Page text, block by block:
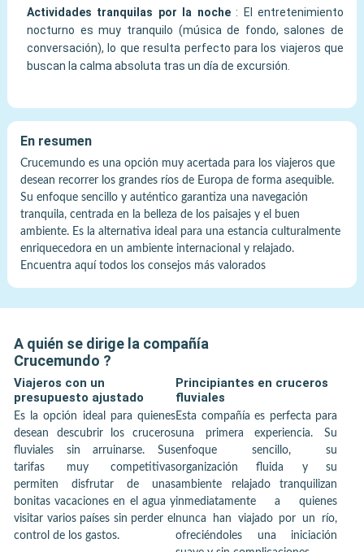
Actividades tranquilas por la noche :
El entretenimiento
nocturno es muy tranquilo (música de fondo, salones de
conversación), lo que resulta perfecto para los viajeros que
buscan la calma absoluta tras un día de excursión.
En resumen
Crucemundo es una opción muy acertada para los viajeros que
desean recorrer los grandes ríos de Europa de forma asequible.
Su enfoque sencillo y auténtico garantiza una navegación
tranquila, centrada en la belleza de los paisajes y el buen
ambiente. Es la alternativa ideal para una estancia culturalmente
enriquecedora en un ambiente internacional y relajado.
Encuentra aquí todos los consejos más valorados
A quién se dirige la compañía
Crucemundo ?
Viajeros con un
presupuesto ajustado
Es la opción ideal para quienes
desean descubrir los cruceros
fluviales sin arruinarse. Sus
tarifas muy competitivas
permiten disfrutar de unas
bonitas vacaciones en el agua y
visitar varios países sin perder el
control de los gastos.
Principiantes en cruceros
fluviales
Esta compañía es perfecta para
una primera experiencia. Su
enfoque sencillo, su
organización fluida y su
ambiente relajado tranquilizan
inmediatamente a quienes
nunca han viajado por un río,
ofreciéndoles una iniciación